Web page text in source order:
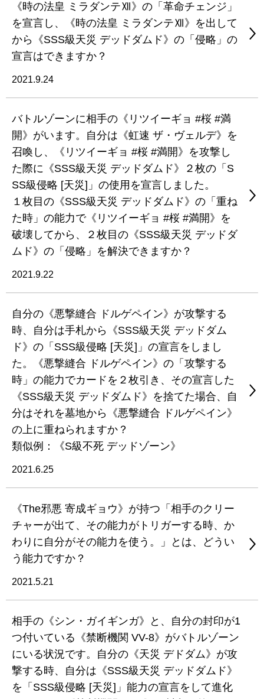
《時の法皇 ミラダンテⅫ》の「革命チェンジ」
を宣言し、《時の法皇 ミラダンテⅫ》を出して
から《SSS級天災 デッドダムド》の「侵略」の
宣言はできますか？
2021.9.24
バトルゾーンに相手の《リツイーギョ #桜 #満
開》がいます。自分は《虹速 ザ・ヴェルデ》を
召喚し、《リツイーギョ #桜 #満開》を攻撃し
た際に《SSS級天災 デッドダムド》２枚の「S
SS級侵略 [天災]」の使用を宣言しました。
１枚目の《SSS級天災 デッドダムド》の「重ね
た時」の能力で《リツイーギョ #桜 #満開》を
破壊してから、２枚目の《SSS級天災 デッドダ
ムド》の「侵略」を解決できますか？
2021.9.22
自分の《悪撃縫合 ドルゲペイン》が攻撃する
時、自分は手札から《SSS級天災 デッドダム
ド》の「SSS級侵略 [天災]」の宣言をしまし
た。《悪撃縫合 ドルゲペイン》の「攻撃する
時」の能力でカードを２枚引き、その宣言した
《SSS級天災 デッドダムド》を捨てた場合、自
分はそれを墓地から《悪撃縫合 ドルゲペイン》
の上に重ねられますか？
類似例：《S級不死 デッドゾーン》
2021.6.25
《The邪悪 寄成ギョウ》が持つ「相手のクリー
チャーが出て、その能力がトリガーする時、か
わりに自分がその能力を使う。」とは、どうい
う能力ですか？
2021.5.21
相手の《シン・ガイギンガ》と、自分の封印が1
つ付いている《禁断機関 VV-8》がバトルゾーン
にいる状況です。自分の《天災 デドダム》が攻
撃する時、自分は《SSS級天災 デッドダムド》
を「SSS級侵略 [天災]」能力の宣言をして進化